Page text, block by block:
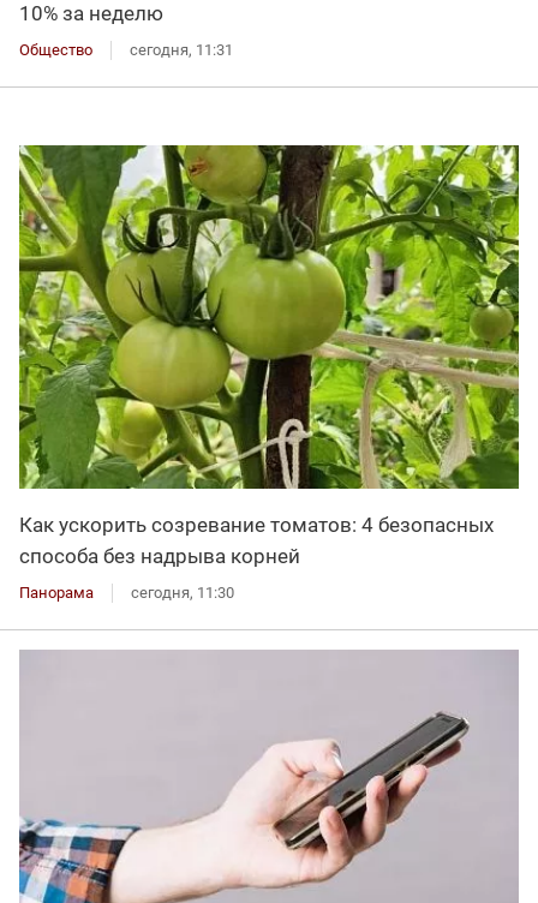
10% за неделю
Общество сегодня, 11:31
Как ускорить созревание томатов: 4 безопасных
способа без надрыва корней
Панорама сегодня, 11:30